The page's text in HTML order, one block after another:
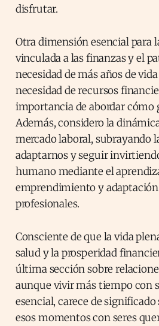
disfrutar.
Otra dimensión esencial para
vinculada a las finanzas y el
necesidad de más años de
necesidad de recursos
importancia de abordar cómo
Además, considero la
mercado laboral, subrayando
adaptarnos y seguir
humano mediante el
emprendimiento y
profesionales.
Consciente de que la vida
salud y la prosperidad
última sección sobre
aunque vivir más tiempo con
esencial, carece de
esos momentos con seres